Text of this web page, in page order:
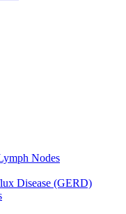
Nodes
Disease (GERD)